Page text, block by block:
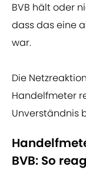
BVB hält oder
dass das eine
war.
Die
Handelfmeter
Unverständnis
BVB: So